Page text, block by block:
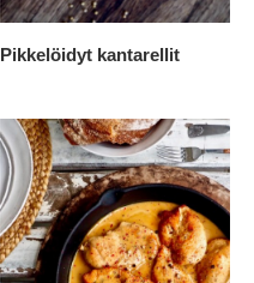
Pikkelöidyt kantarellit